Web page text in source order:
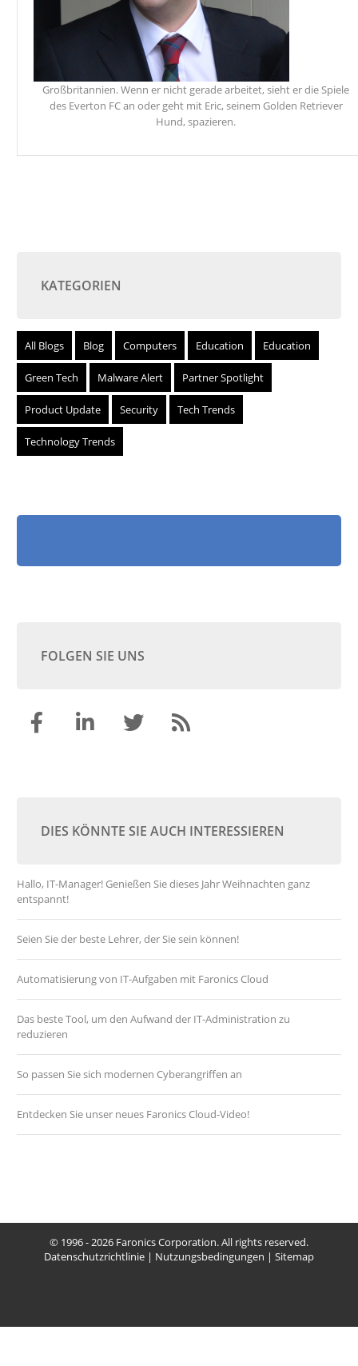
Großbritannien. Wenn er nicht gerade arbeitet, sieht er die Spiele
des Everton FC an oder geht mit Eric, seinem Golden Retriever
Hund, spazieren.
KATEGORIEN
All Blogs Blog Computers Education Education
Green Tech Malware Alert Partner Spotlight
Product Update Security Tech Trends
Technology Trends
FOLGEN SIE UNS
DIES KÖNNTE SIE AUCH INTERESSIEREN
Hallo, IT-Manager! Genießen Sie dieses Jahr Weihnachten ganz
entspannt!
Seien Sie der beste Lehrer, der Sie sein können!
Automatisierung von IT-Aufgaben mit Faronics Cloud
Das beste Tool, um den Aufwand der IT-Administration zu
reduzieren
So passen Sie sich modernen Cyberangriffen an
Entdecken Sie unser neues Faronics Cloud-Video!
© 1996 - 2026 Faronics Corporation. All rights reserved.
Datenschutzrichtlinie | Nutzungsbedingungen | Sitemap